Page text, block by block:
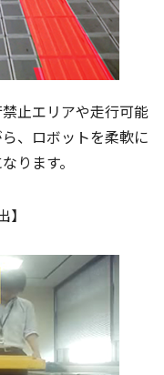
止エリアや走行可能
、ロボットを柔軟に
ります。
】